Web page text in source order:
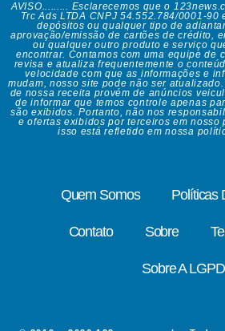
AVISO......... Esclarecemos que o
Trc Ads LTDA CNPJ 54.552.784/0001-90
depósitos ou qualquer tipo de
aprovação/emissão de cartões de crédito,
ou qualquer outro produto e serviço
encontrar. Contamos com uma equipe de
revisa e atualiza frequentemente o
velocidade com que as informações e
mudam, nosso site pode não ser
de nossa receita provém de anúncios
de informar que temos controle apenas
são exibidos. Portanto, não nos
e ofertas exibidos por terceiros em nosso
isso está refletido em nossa
Quem Somos Políticas
Contato Sobre
Sobre A LGPD